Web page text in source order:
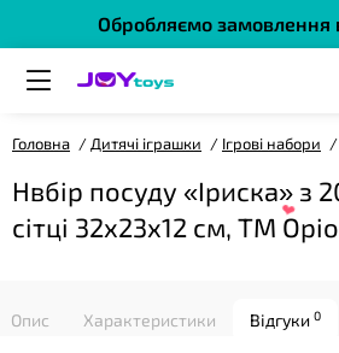
Обробляємо замовлення
Головна Дитячі іграшки Ігрові набори
Нвбір посуду «Іриска» з
сітці 32х23х12 см, ТМ
Опис Характеристики Відгуки 0
❤